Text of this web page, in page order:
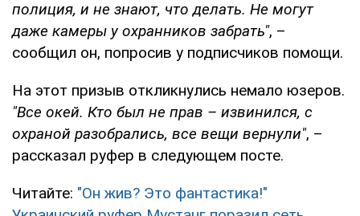
полиция, и не знают, что делать. Не могут
даже камеры у охранников забрать", –
сообщил он, попросив у подписчиков помощи.
На этот призыв откликнулись немало юзеров.
"Все окей. Кто был не прав – извинился, с
охраной разобрались, все вещи вернули", –
рассказал руфер в следующем посте.
Читайте: "Он жив? Это фантастика!"